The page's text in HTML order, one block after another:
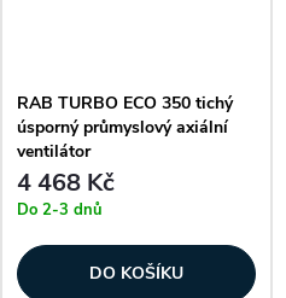
RAB TURBO ECO 350 tichý
úsporný průmyslový axiální
ventilátor
4 468 Kč
Do 2-3 dnů
DO KOŠÍKU